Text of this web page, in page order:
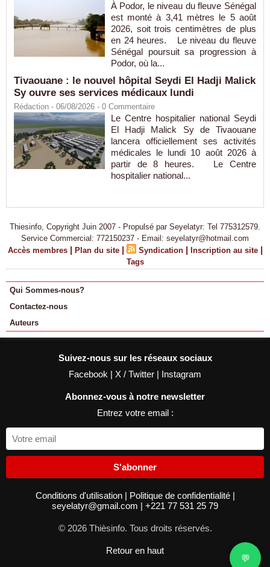
À Podor, le niveau du fleuve Sénégal
est monté à 3,41 mètres le 5 août
2026, soit trois centimètres de plus
en 24 heures. Le niveau du fleuve
Sénégal poursuit sa progression à
Podor, où la...
Tivaouane : le nouvel hôpital Seydi El Hadji Malick
Sy ouvre ses services médicaux lundi
Rédaction - 06/08/2026 - 0 Commentaire
Le Centre hospitalier national Seydi
El Hadji Malick Sy de Tivaouane
lancera officiellement ses activités
médicales le lundi 10 août 2026 à
partir de 8 heures. Le Centre
hospitalier national...
Thiesinfo, Copyright Juin 2007 - Propulsé par Seyelatyr: Tel 775312579.
Service Commercial: 772150237 - Email: seyelatyr@hotmail.com
Accès membres | Plan du site | Syndication | Inscription au site |
Tags
Qui Sommes-nous?
Contactez-nous
Auteurs
Suivez-nous sur les réseaux sociaux
Facebook | X / Twitter | Instagram
Abonnez-vous à notre newsletter
Entrez votre email :
S'abonner
Conditions d'utilisation | Politique de confidentialité |
seyelatyr@gmail.com | +221 77 531 25 79
© 2026 Thièsinfo. Tous droits réservés.
Retour en haut
💬